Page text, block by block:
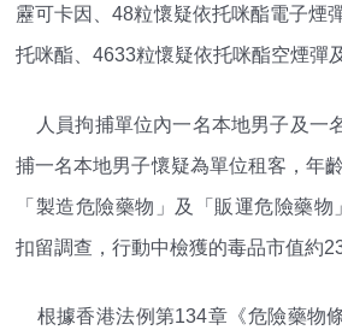
靂可卡因、48粒懷疑依托咪酯電子煙
托咪酯、4633粒懷疑依托咪酯空煙彈
人員拘捕單位內一名本地男子及一
捕一名本地男子懷疑為單位租客，年
「製造危險藥物」及「販運危險藥
扣留調查，行動中檢獲的毒品市值約
根據香港法例第134章《危險藥物